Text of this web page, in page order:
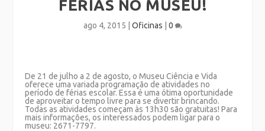
FÉRIAS NO MUSEU!
ago 4, 2015 Oficinas 0
De 21 de julho a 2 de agosto, o Museu Ciência e Vida
oferece uma variada programação de atividades no
período de férias escolar. Essa é uma ótima oportunidade
de aproveitar o tempo livre para se divertir brincando.
Todas as atividades começam às 13h30 são gratuitas! Para
mais informações, os interessados podem ligar para o
museu: 2671-7797.